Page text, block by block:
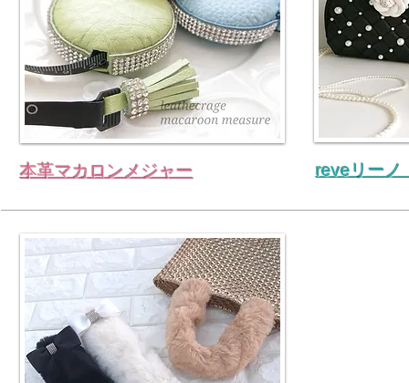
本革マカロンメジャー reveリーノ